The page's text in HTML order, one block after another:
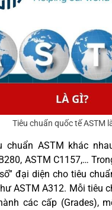
Tiêu chuẩn quốc tế ASTM
chuẩn ASTM khác
ASTM C1157,…
đại diện cho tiêu
ASTM A312. Mỗi tiêu
các cấp (Grades),